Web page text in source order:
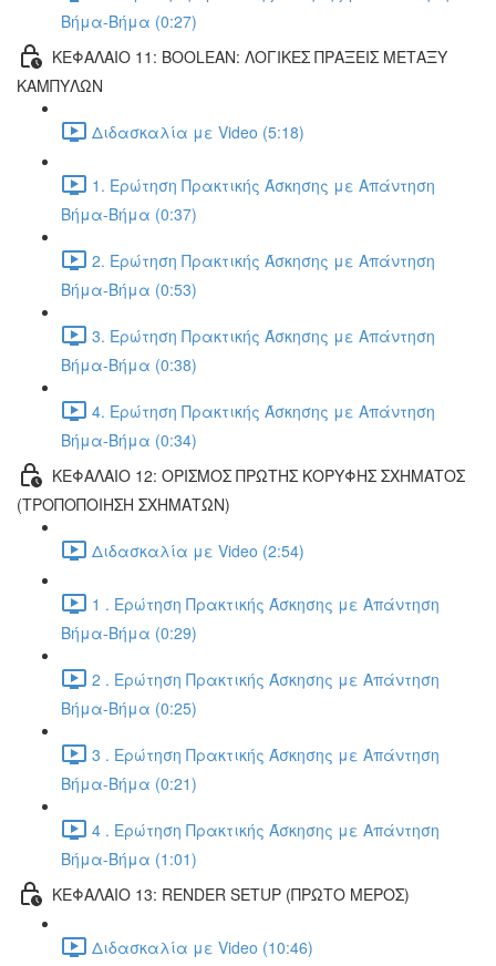
Βήμα-Βήμα (0:27)
ΚΕΦΑΛΑΙΟ 11: BOOLEAN: ΛΟΓΙΚΕΣ ΠΡΑΞΕΙΣ ΜΕΤΑΞΥ
ΚΑΜΠΥΛΩΝ
Διδασκαλία με Video (5:18)
1. Ερώτηση Πρακτικής Άσκησης με Απάντηση
Βήμα-Βήμα (0:37)
2. Ερώτηση Πρακτικής Άσκησης με Απάντηση
Βήμα-Βήμα (0:53)
3. Ερώτηση Πρακτικής Άσκησης με Απάντηση
Βήμα-Βήμα (0:38)
4. Ερώτηση Πρακτικής Άσκησης με Απάντηση
Βήμα-Βήμα (0:34)
ΚΕΦΑΛΑΙΟ 12: ΟΡΙΣΜΟΣ ΠΡΩΤΗΣ ΚΟΡΥΦΗΣ ΣΧΗΜΑΤΟΣ
(ΤΡΟΠΟΠΟΙΗΣΗ ΣΧΗΜΑΤΩΝ)
Διδασκαλία με Video (2:54)
1 . Ερώτηση Πρακτικής Άσκησης με Απάντηση
Βήμα-Βήμα (0:29)
2 . Ερώτηση Πρακτικής Άσκησης με Απάντηση
Βήμα-Βήμα (0:25)
3 . Ερώτηση Πρακτικής Άσκησης με Απάντηση
Βήμα-Βήμα (0:21)
4 . Ερώτηση Πρακτικής Άσκησης με Απάντηση
Βήμα-Βήμα (1:01)
ΚΕΦΑΛΑΙΟ 13: RENDER SETUP (ΠΡΩΤΟ ΜΕΡΟΣ)
Διδασκαλία με Video (10:46)